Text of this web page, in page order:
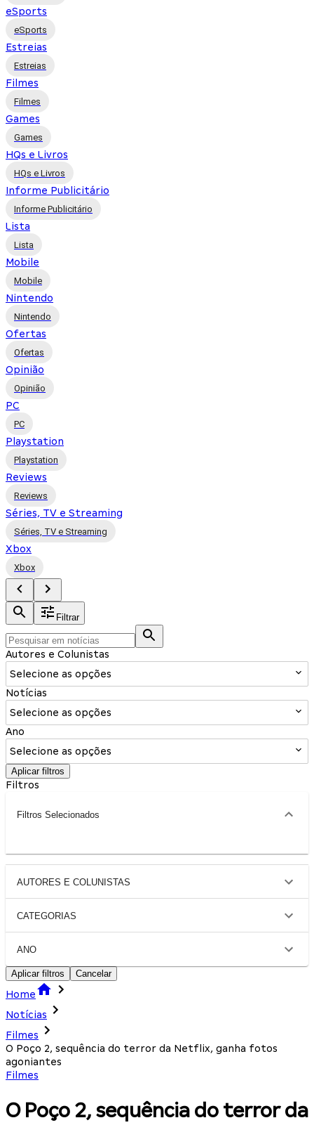
eSports
eSports
Estreias
Estreias
Filmes
Filmes
Games
Games
HQs e Livros
HQs e Livros
Informe Publicitário
Informe Publicitário
Lista
Lista
Mobile
Mobile
Nintendo
Nintendo
Ofertas
Ofertas
Opinião
Opinião
PC
PC
Playstation
Playstation
Reviews
Reviews
Séries, TV e Streaming
Séries, TV e Streaming
Xbox
Xbox
Filtrar
Autores e Colunistas
Selecione as opções
Notícias
Selecione as opções
Ano
Selecione as opções
Aplicar filtros
Filtros
Filtros Selecionados
AUTORES E COLUNISTAS
CATEGORIAS
ANO
Aplicar filtros Cancelar
Home
Notícias
Filmes
O Poço 2, sequência do terror da Netflix, ganha fotos
agoniantes
Filmes
O Poço 2, sequência do terror da